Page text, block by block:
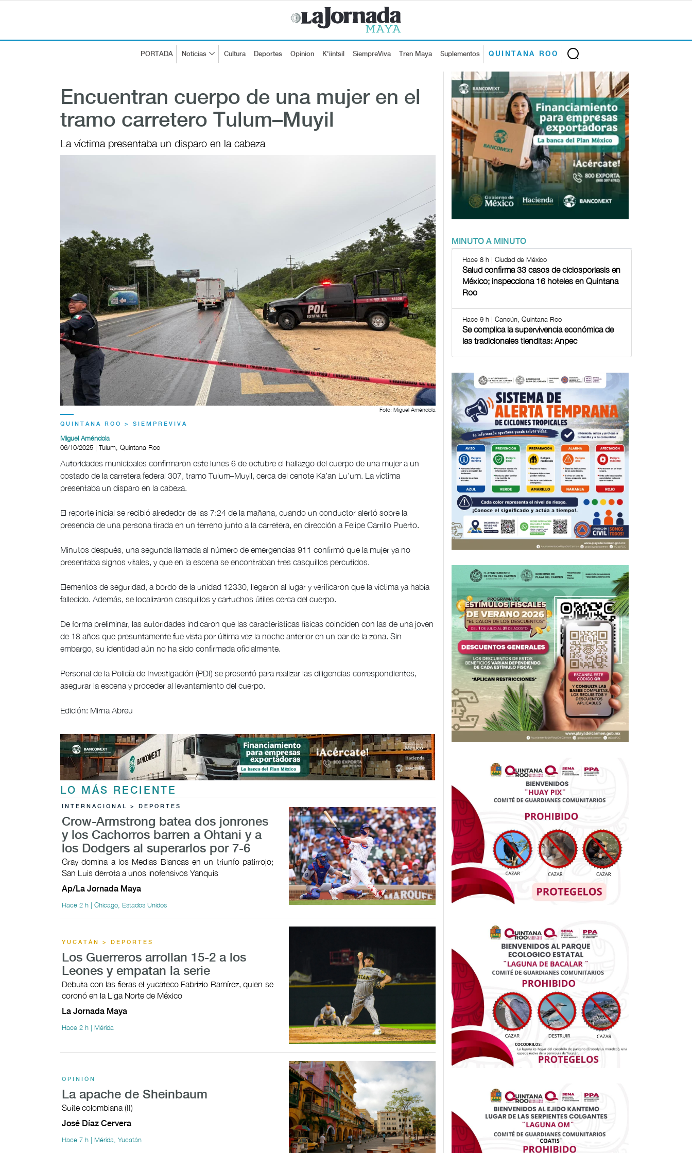
PORTADA Noticias Cultura Deportes Opinion K'iintsil SiempreViva Tren Maya Suplementos QUINTANA ROO
Encuentran cuerpo de una mujer en el
tramo carretero Tulum–Muyil
La víctima presentaba un disparo en la cabeza
Foto: Miguel Améndola
QUINTANA ROO > SIEMPREVIVA
Miguel Améndola
06/10/2025 | Tulum, Quintana Roo
Autoridades municipales confirmaron este lunes 6 de octubre el hallazgo del cuerpo de una mujer a un
costado de la carretera federal 307, tramo Tulum–Muyil, cerca del cenote Ka’an Lu’um. La víctima
presentaba un disparo en la cabeza.
El reporte inicial se recibió alrededor de las 7:24 de la mañana, cuando un conductor alertó sobre la
presencia de una persona tirada en un terreno junto a la carretera, en dirección a Felipe Carrillo Puerto.
Minutos después, una segunda llamada al número de emergencias 911 confirmó que la mujer ya no
presentaba signos vitales, y que en la escena se encontraban tres casquillos percutidos.
Elementos de seguridad, a bordo de la unidad 12330, llegaron al lugar y verificaron que la víctima ya había
fallecido. Además, se localizaron casquillos y cartuchos útiles cerca del cuerpo.
De forma preliminar, las autoridades indicaron que las características físicas coinciden con las de una joven
de 18 años que presuntamente fue vista por última vez la noche anterior en un bar de la zona. Sin
embargo, su identidad aún no ha sido confirmada oficialmente.
Personal de la Policía de Investigación (PDI) se presentó para realizar las diligencias correspondientes,
asegurar la escena y proceder al levantamiento del cuerpo.
Edición: Mirna Abreu
LO MÁS RECIENTE
INTERNACIONAL > DEPORTES
Crow-Armstrong batea dos jonrones
y los Cachorros barren a Ohtani y a
los Dodgers al superarlos por 7-6
Gray domina a los Medias Blancas en un triunfo patirrojo;
San Luis derrota a unos inofensivos Yanquis
Ap/La Jornada Maya
Hace 2 h | Chicago, Estados Unidos
YUCATÁN > DEPORTES
Los Guerreros arrollan 15-2 a los
Leones y empatan la serie
Debuta con las fieras el yucateco Fabrizio Ramírez, quien se
coronó en la Liga Norte de México
La Jornada Maya
Hace 2 h | Mérida
OPINIÓN
La apache de Sheinbaum
Suite colombiana (II)
José Díaz Cervera
Hace 7 h | Mérida, Yucatán
MINUTO A MINUTO
Hace 8 h | Ciudad de México
Salud confirma 33 casos de ciclosporiasis en
México; inspecciona 16 hoteles en Quintana
Roo
Hace 9 h | Cancún, Quintana Roo
Se complica la supervivencia económica de
las tradicionales tienditas: Anpec